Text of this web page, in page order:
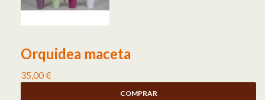
Orquidea maceta
35,00€
COMPRAR